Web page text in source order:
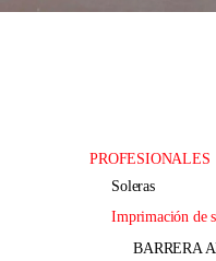
PROFESIONALES
soleras
imprimación de
BARRERA